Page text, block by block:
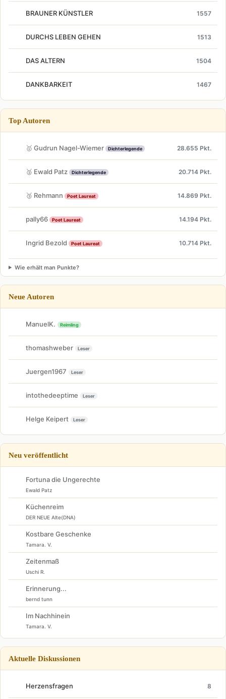
BRAUNER KÜNSTLER 1557
DURCHS LEBEN GEHEN 1513
DAS ALTERN 1504
DANKBARKEIT 1467
Top Autoren
🥇 Gudrun Nagel-Wiemer Dichterlegende 28.655 Pkt.
🥈 Ewald Patz Dichterlegende 20.714 Pkt.
🥉 Rehmann Poet Laureat 14.869 Pkt.
pally66 Poet Laureat 14.194 Pkt.
Ingrid Bezold Poet Laureat 10.714 Pkt.
Wie erhält man Punkte?
Neue Autoren
ManuelK. Reimling
thomashweber Leser
Juergen1967 Leser
intothedeeptime Leser
Helge Keipert Leser
Neu veröffentlicht
Fortuna die Ungerechte
Ewald Patz
Küchenreim
DER NEUE Alte(DNA)
Kostbare Geschenke
Tamara. V.
Zeitenmaß
Uschi R.
Erinnerung...
bernd tunn
Im Nachhinein
Tamara. V.
Aktuelle Diskussionen
Herzensfragen 8